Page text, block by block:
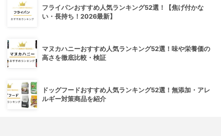
フライパンおすすめ人気ランキング52選！【焦げ付かな
い・長持ち！2026最新】
マヌカハニーおすすめ人気ランキング52選！味や栄養価の
高さを徹底比較・検証
ドッグフードおすすめ人気ランキング52選！無添加・アレ
ルギー対策商品を紹介